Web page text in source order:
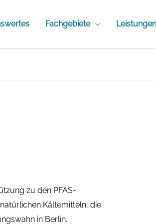
Fachgebiete Leistungen
zu den PFAS-
Kältemitteln, die
in Berlin.